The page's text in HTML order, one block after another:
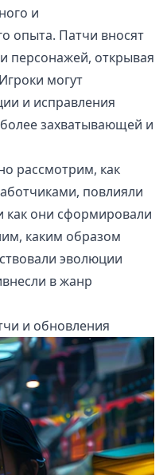
и
опыта. Патчи вносят
персонажей, открывая
могут
и исправления
захватывающей и
рассмотрим, как
повлияли
как они сформировали
каким образом
эволюции
в жанр
и обновления